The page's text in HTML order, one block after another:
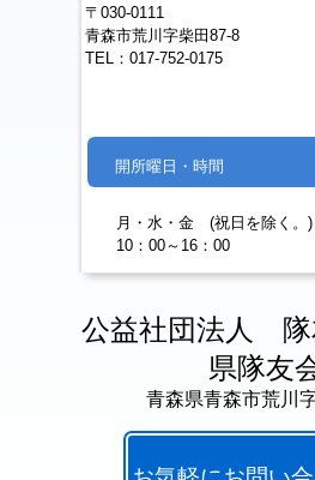
〒030-0111
青森市荒川字柴田87-8
TEL：017-752-0175
開所曜日・ 時間
月・水・金 (祝日を除く。)
10：00～16：00
公益社団法人
県隊友
青森県青森市荒川